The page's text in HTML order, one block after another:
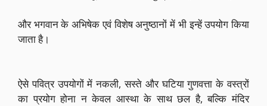
और भगवान के अभिषेक एवं विशेष अनुष्ठानों में भी इन्हें उपयोग किया
जाता है।
ऐसे पवित्र उपयोगों में नकली, सस्ते और घटिया गुणवत्ता के वस्त्रों
का प्रयोग होना न केवल आस्था के साथ छल है, बल्कि मंदिर